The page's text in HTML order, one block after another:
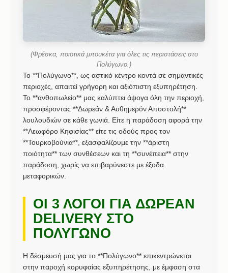
(Φρέσκα, ποιοτικά μπουκέτα για όλες τις περιστάσεις στο
Πολύγωνο.)
Το **Πολύγωνο**, ως αστικό κέντρο κοντά σε σημαντικές
περιοχές, απαιτεί γρήγορη και αξιόπιστη εξυπηρέτηση.
Το **ανθοπωλείο** μας καλύπτει άψογα όλη την περιοχή,
προσφέροντας **Δωρεάν & Αυθημερόν Αποστολή**
λουλουδιών σε κάθε γωνιά. Είτε η παράδοση αφορά την
**Λεωφόρο Κηφισίας** είτε τις οδούς προς τον
**Τουρκοβούνια**, εξασφαλίζουμε την **άριστη
ποιότητα** των συνθέσεων και τη **συνέπεια** στην
παράδοση, χωρίς να επιβαρύνεστε με έξοδα
μεταφορικών.
ΟΙ 3 ΛΟΓΟΙ ΓΙΑ ΔΩΡΕΑΝ
DELIVERY ΣΤΟ
ΠΟΛΥΓΩΝΟ
Η δέσμευσή μας για το **Πολύγωνο** επικεντρώνεται
στην παροχή κορυφαίας εξυπηρέτησης, με έμφαση στα